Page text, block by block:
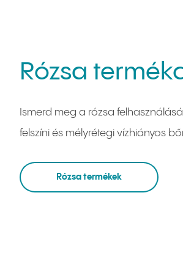
Rózsa
Ismerd meg a rózsa
felszíni és mélyrétegi vízhiányos
Rózsa termékek